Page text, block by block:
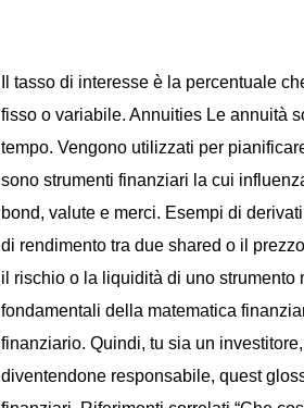
Il tasso di interesse è la percentuale
fisso o variabile. Annuities Le annuità
tempo. Vengono utilizzati per
sono strumenti finanziari la cui
bond, valute e merci. Esempi di
di rendimento tra due shared o il
il rischio o la liquidità di uno strumento
fondamentali della matematica
finanziario. Quindi, tu sia un
diventendone responsabile, quest